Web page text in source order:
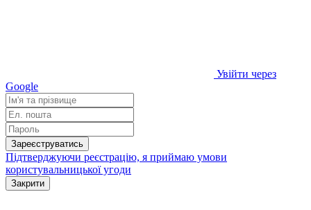
Увійти через
Google
Зареєструватись
Підтверджуючи реєстрацію, я приймаю умови
користувальницької угоди
Закрити